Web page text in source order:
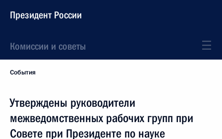
Президент России
Комиссии и советы
События
Утверждены руководители
межведомственных рабочих групп при
Совете при Президенте по науке